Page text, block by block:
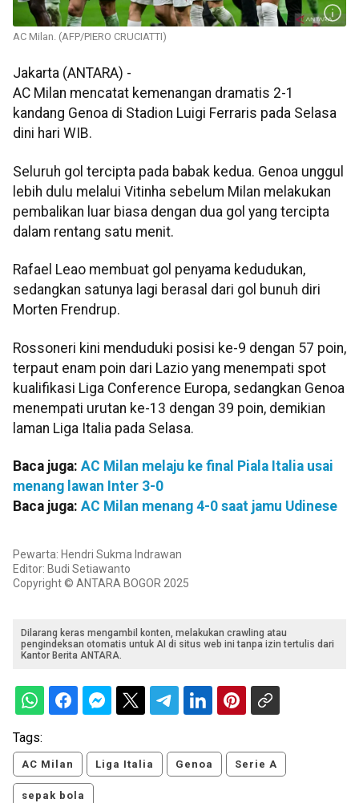
AC Milan. (AFP/PIERO CRUCIATTI)
Jakarta (ANTARA) -
AC Milan mencatat kemenangan dramatis 2-1
kandang Genoa di Stadion Luigi Ferraris pada Selasa
dini hari WIB.
Seluruh gol tercipta pada babak kedua. Genoa unggul
lebih dulu melalui Vitinha sebelum Milan melakukan
pembalikan luar biasa dengan dua gol yang tercipta
dalam rentang satu menit.
Rafael Leao membuat gol penyama kedudukan,
sedangkan satunya lagi berasal dari gol bunuh diri
Morten Frendrup.
Rossoneri kini menduduki posisi ke-9 dengan 57 poin,
terpaut enam poin dari Lazio yang menempati spot
kualifikasi Liga Conference Europa, sedangkan Genoa
menempati urutan ke-13 dengan 39 poin, demikian
laman Liga Italia pada Selasa.
Baca juga: AC Milan melaju ke final Piala Italia usai
menang lawan Inter 3-0
Baca juga: AC Milan menang 4-0 saat jamu Udinese
Pewarta: Hendri Sukma Indrawan
Editor: Budi Setiawanto
Copyright © ANTARA BOGOR 2025
Dilarang keras mengambil konten, melakukan crawling atau
pengindeksan otomatis untuk AI di situs web ini tanpa izin tertulis dari
Kantor Berita ANTARA.
Tags:
AC Milan Liga Italia Genoa Serie A
sepak bola